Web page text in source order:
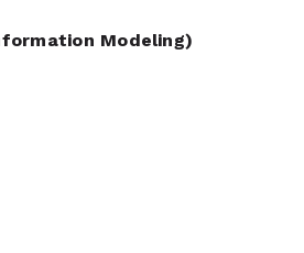
Modeling)